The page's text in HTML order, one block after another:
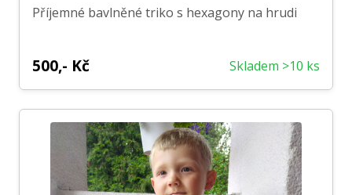
Příjemné bavlněné triko s hexagony na hrudi
500,- Kč Skladem >10 ks